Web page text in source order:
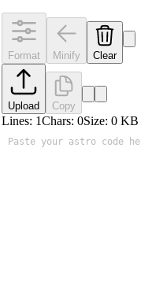
Format Minify Clear
Upload Copy
Lines: 1Chars: 0Size: 0KB